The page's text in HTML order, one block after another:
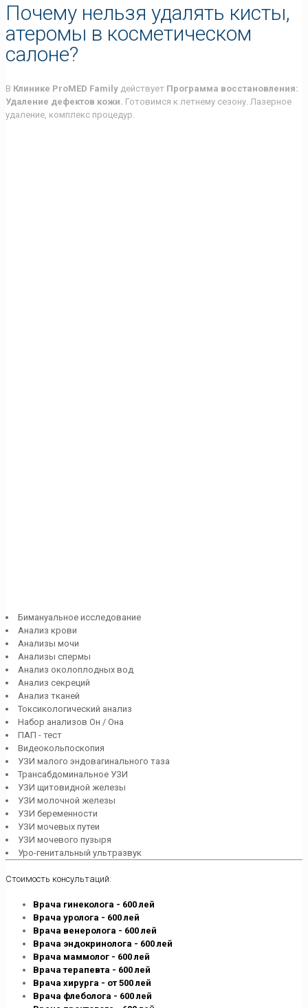
Почему нельзя удалять кисты,
атеромы в косметическом
салоне?
В Клинике ProMED Family действует Программа восстановления:
Удаление дефектов кожи. Готовимся к летнему сезону. Лазерное
удаление, комплекс процедур.
Бимануальное исследование
Aнализ крови
Анализы мочи
Анализы спермы
Анализ околоплодных вод
Анализ секреций
Анализ тканей
Токсикологический анализ
Набор анализов Он / Она
ПАП - тест
Видеокольпоскопия
УЗИ малого эндовагинального таза
Трансабдоминальное УЗИ
УЗИ щитовидной железы
УЗИ молочной железы
УЗИ беременности
УЗИ мочевых путеи
УЗИ мочевого пузыря
Уро-генитальный ультразвук
Стоимость консультаций:
Врача гинеколога - 600 лей
Врача уролога - 600 лей
Врача венеролога - 600 лей
Врача эндокринолога - 600 лей
Врача маммолог - 600 лей
Врача терапевта - 600 лей
Врача хирурга - от 500 лей
Врача флеболога - 600 лей